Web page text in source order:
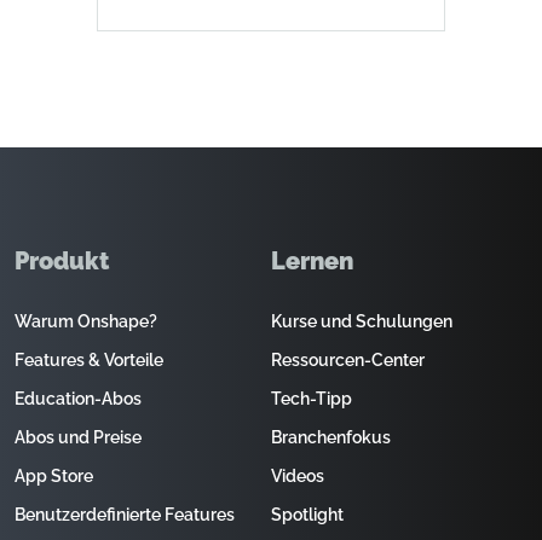
Produkt
Warum Onshape?
Features & Vorteile
Education-Abos
Abos und Preise
App Store
Benutzerdefinierte Features
Lernen
Kurse und Schulungen
Ressourcen-Center
Tech-Tipp
Branchenfokus
Videos
Spotlight